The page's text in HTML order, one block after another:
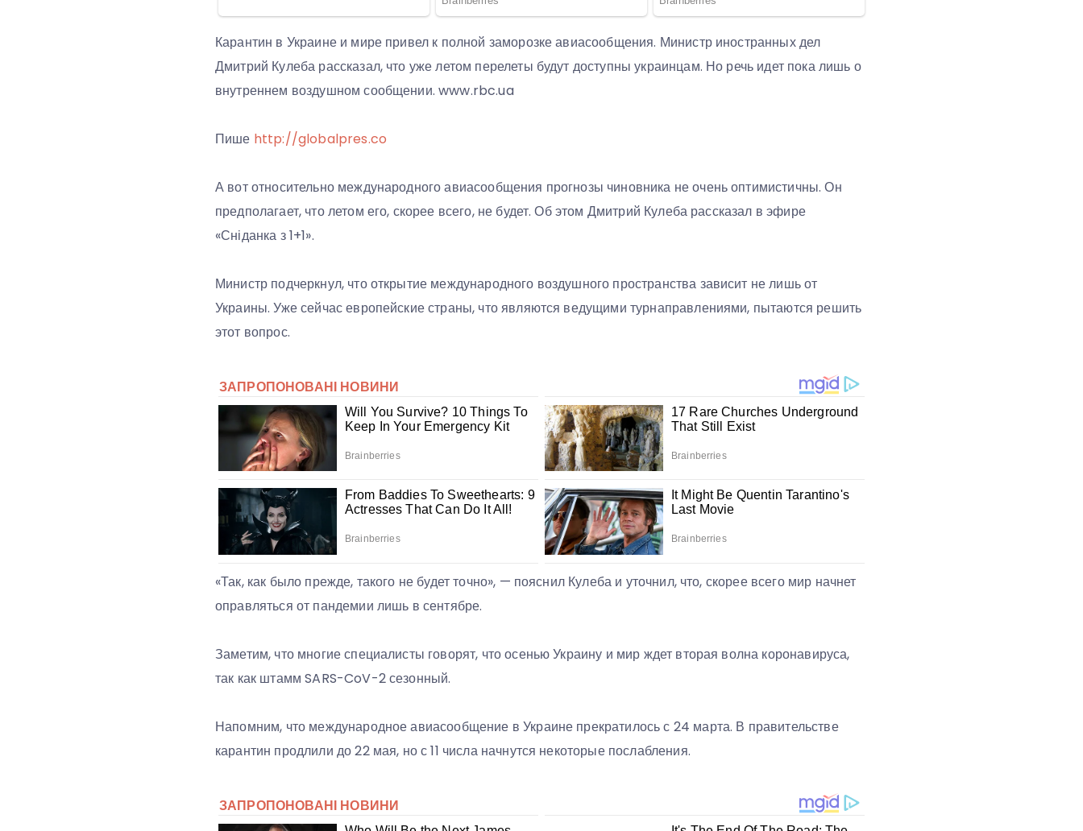
Карантин в Украине и мире привел к полной заморозке авиасообщения. Министр иностранных дел
Дмитрий Кулеба рассказал, что уже летом перелеты будут доступны украинцам. Но речь идет пока лишь о
внутреннем воздушном сообщении. www.rbc.ua
Пише http://globalpres.co
А вот относительно международного авиасообщения прогнозы чиновника не очень оптимистичны. Он
предполагает, что летом его, скорее всего, не будет. Об этом Дмитрий Кулеба рассказал в эфире
«Сніданка з 1+1».
Министр подчеркнул, что открытие международного воздушного пространства зависит не лишь от
Украины. Уже сейчас европейские страны, что являются ведущими турнаправлениями, пытаются решить
этот вопрос.
«Так, как было прежде, такого не будет точно», — пояснил Кулеба и уточнил, что, скорее всего мир начнет
оправляться от пандемии лишь в сентябре.
Заметим, что многие специалисты говорят, что осенью Украину и мир ждет вторая волна коронавируса,
так как штамм SARS-CoV-2 сезонный.
Напомним, что международное авиасообщение в Украине прекратилось с 24 марта. В правительстве
карантин продлили до 22 мая, но с 11 числа начнутся некоторые послабления.